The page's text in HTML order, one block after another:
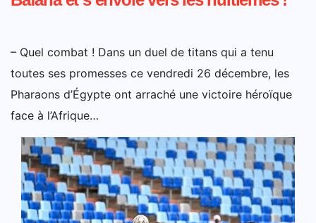
– Quel combat ! Dans un duel de titans qui a tenu
toutes ses promesses ce vendredi 26 décembre, les
Pharaons d’Égypte ont arraché une victoire héroïque
face à l’Afrique…